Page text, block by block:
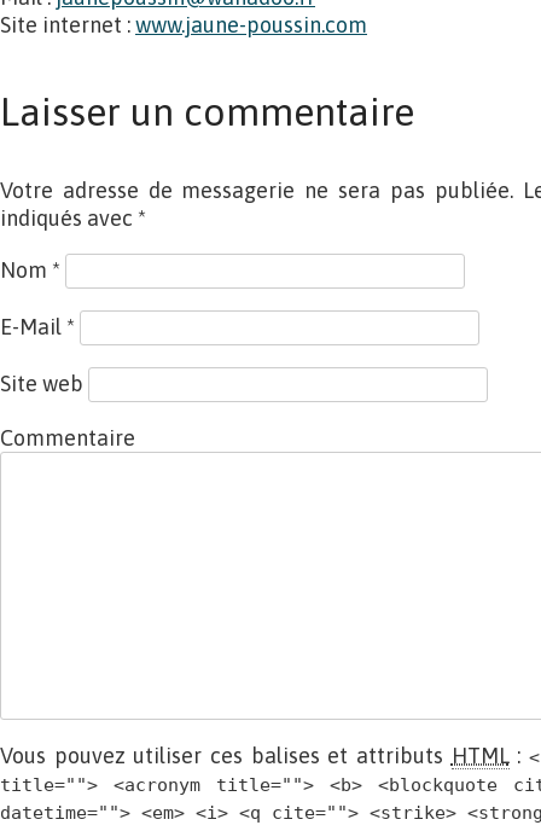
Site internet :www.jaune-poussin.com
Laisser un commentaire
Votre adresse de messagerie ne sera pas publiée.
indiqués avec *
Nom *
E-Mail *
Site web
Commentaire
Vous pouvez utiliser ces balises et attributs HTML:
title=""> <acronym title=""> <b> <blockquote
datetime=""> <em> <i> <q cite=""> <strike>